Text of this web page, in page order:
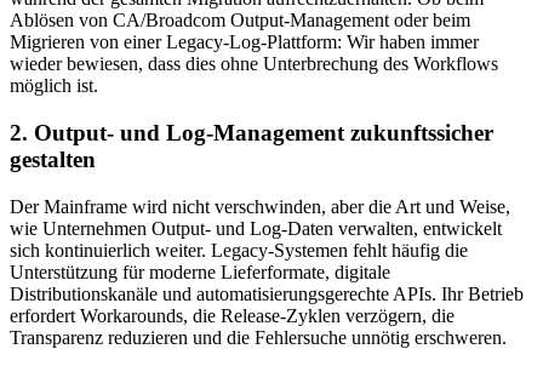
Ablösen von CA/Broadcom Output-Management oder beim
Migrieren von einer Legacy-Log-Plattform: Wir haben immer
wieder bewiesen, dass dies ohne Unterbrechung des Workflows
möglich ist.
2. Output- und Log-Management zukunftssicher
gestalten
Der Mainframe wird nicht verschwinden, aber die Art und Weise,
wie Unternehmen Output- und Log-Daten verwalten, entwickelt
sich kontinuierlich weiter. Legacy-Systemen fehlt häufig die
Unterstützung für moderne Lieferformate, digitale
Distributionskanäle und automatisierungsgerechte APIs. Ihr Betrieb
erfordert Workarounds, die Release-Zyklen verzögern, die
Transparenz reduzieren und die Fehlersuche unnötig erschweren.